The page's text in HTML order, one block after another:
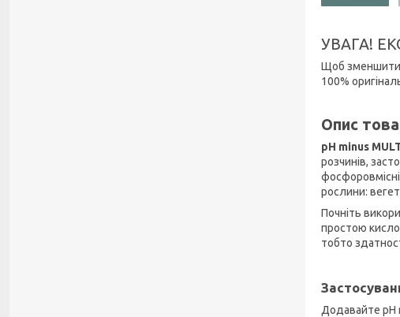
УВАГА!
Щоб зменшити
100%
Опис
pH minus
розчинів,
рослини:
Почніть
простою
тобто
Додавайте pH